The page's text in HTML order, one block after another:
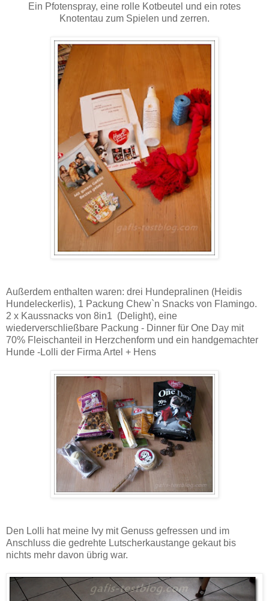
Ein Pfotenspray, eine rolle Kotbeutel und ein rotes
Knotentau zum Spielen und zerren.
Außerdem enthalten waren: drei Hundepralinen (Heidis
Hundeleckerlis), 1 Packung Chew`n Snacks von Flamingo.
2 x Kaussnacks von 8in1 (Delight), eine
wiederverschließbare Packung - Dinner für One Day mit
70% Fleischanteil in Herzchenform und ein handgemachter
Hunde -Lolli der Firma Artel + Hens
Den Lolli hat meine Ivy mit Genuss gefressen und im
Anschluss die gedrehte Lutscherkaustange gekaut bis
nichts mehr davon übrig war.